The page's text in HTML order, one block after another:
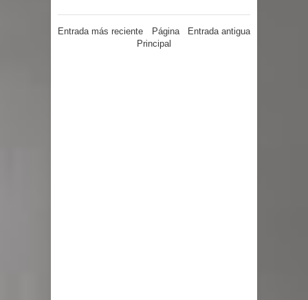
Entrada más reciente Entrada antigua
Página
Principal